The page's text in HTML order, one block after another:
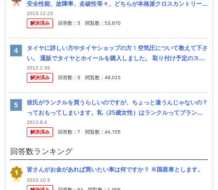
安全性能、故障率、走破性等々、どちらが本格派クロスカントリー車
として総合的に優れていますか？ 内外装の豪華さとかデザインはど
うで...
2013.12.23
解決済み
回答数： 5 閲覧数： 53,870
タイヤに詳しい方やタイヤショップの方！空気圧について教えて下さ
い。 通販でタイヤとホイールを購入しました。 取り付け予定のスタ
ンドに直接送ってもらい今日スタンドから組み付け（タイヤとホイー
ルの）...
2012.2.26
解決済み
回答数： 5 閲覧数： 49,015
彼氏がランクルを買うらしいのですが、ちょっと違うんじゃないの？
っておもってしまいます。私（25歳女性）はランクルってブランド
化してるというかステータス的な意味で買う人が多いんじゃないかと
思ってい...
2013.9.4
解決済み
回答数： 7 閲覧数： 44,705
回答数ランキング
皆さんがお金があれば買いたい車は何ですか？ ※国産車とします。
2010.10.5